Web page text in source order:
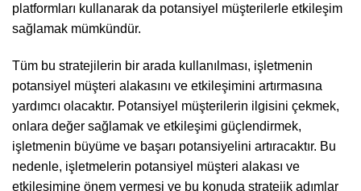
platformları kullanarak da potansiyel müşterilerle etkileşim
sağlamak mümkündür.
Tüm bu stratejilerin bir arada kullanılması, işletmenin
potansiyel müşteri alakasını ve etkileşimini artırmasına
yardımcı olacaktır. Potansiyel müşterilerin ilgisini çekmek,
onlara değer sağlamak ve etkileşimi güçlendirmek,
işletmenin büyüme ve başarı potansiyelini artıracaktır. Bu
nedenle, işletmelerin potansiyel müşteri alakası ve
etkileşimine önem vermesi ve bu konuda stratejik adımlar